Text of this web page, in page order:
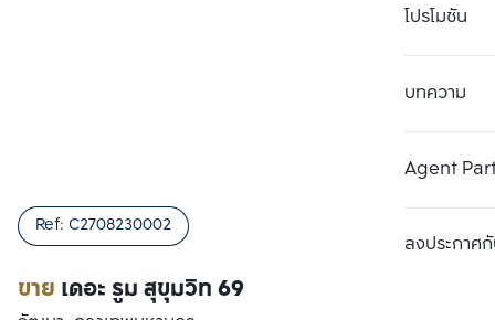
โปรโมชัน
บทความ
Agent
ลงประกาศกั
ขาย เดอะ รูม สุขุมวิท 69
Ref: C2708230002เปรียบเทียบ